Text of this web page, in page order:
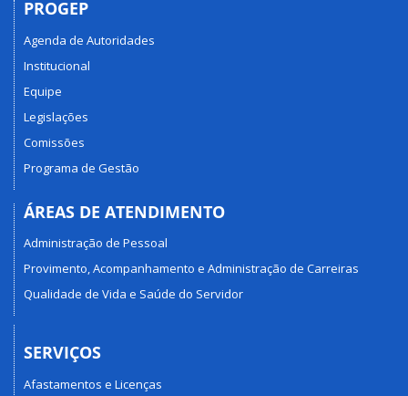
PROGEP
Agenda de Autoridades
Institucional
Equipe
Legislações
Comissões
Programa de Gestão
ÁREAS DE ATENDIMENTO
Administração de Pessoal
Provimento, Acompanhamento e Administração de Carreiras
Qualidade de Vida e Saúde do Servidor
SERVIÇOS
Afastamentos e Licenças